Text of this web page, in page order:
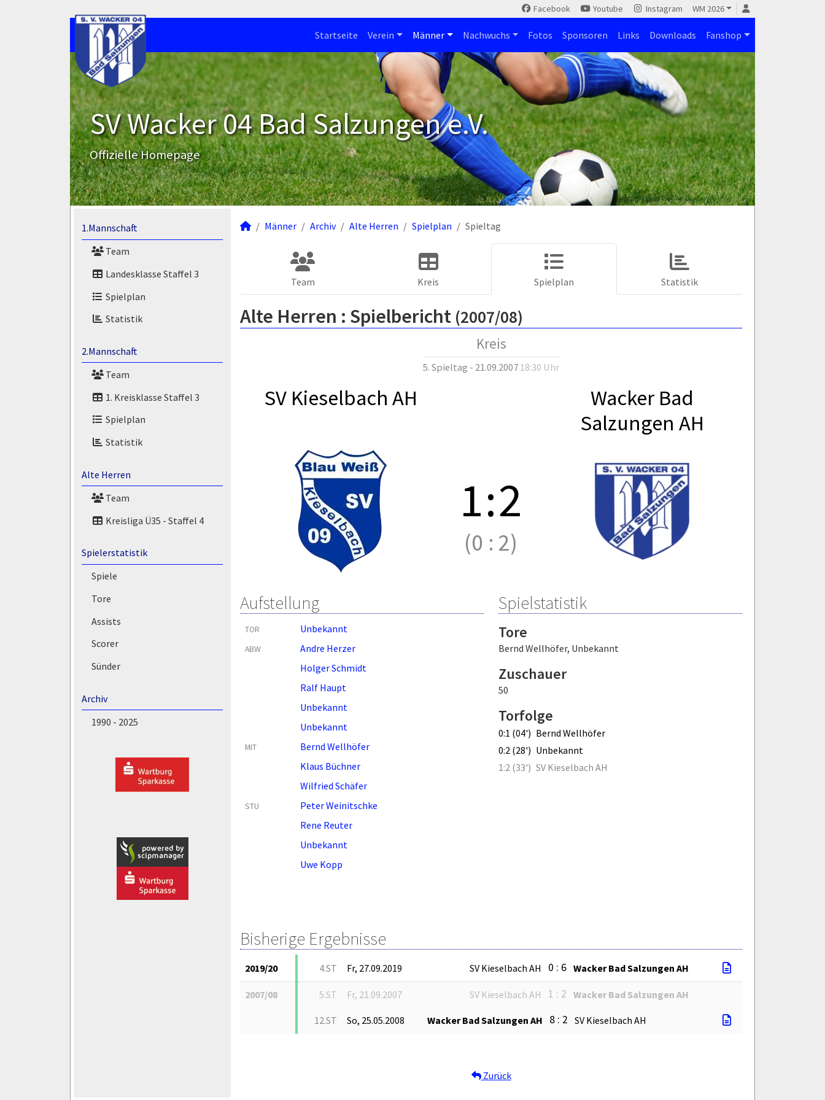
Facebook Youtube Instagram WM 2026
Startseite Verein Männer Nachwuchs Fotos Sponsoren Links Downloads Fanshop
SV Wacker 04 Bad Salzungen e.V.
Offizielle Homepage
1.Mannschaft
Team
Landesklasse Staffel 3
Spielplan
Statistik
2.Mannschaft
Team
1. Kreisklasse Staffel 3
Spielplan
Statistik
Alte Herren
Team
Kreisliga Ü35 - Staffel 4
Spielerstatistik
Spiele
Tore
Assists
Scorer
Sünder
Archiv
1990 - 2025
Männer Archiv Alte Herren Spielplan Spieltag
Team Kreis Spielplan Statistik
Alte Herren : Spielbericht (2007/08)
Kreis
5. Spieltag - 21.09.2007 18:30 Uhr
SV Kieselbach AH
Wacker Bad
Salzungen AH
1:2
(0 : 2)
Aufstellung
TOR Unbekannt
ABW
Andre Herzer
Holger Schmidt
Ralf Haupt
Unbekannt
Unbekannt
MIT
Bernd Wellhöfer
Klaus Büchner
Wilfried Schäfer
STU
Peter Weinitschke
Rene Reuter
Unbekannt
Uwe Kopp
Spielstatistik
Tore
Bernd Wellhöfer, Unbekannt
Zuschauer
50
Torfolge
0:1 (04') Bernd Wellhöfer
0:2 (28') Unbekannt
1:2 (33') SV Kieselbach AH
Bisherige Ergebnisse
2019/20 4.ST Fr, 27.09.2019 SV Kieselbach AH 0 : 6 Wacker Bad Salzungen AH
2007/08 5.ST Fr, 21.09.2007 SV Kieselbach AH 1 : 2 Wacker Bad Salzungen AH
12.ST So, 25.05.2008 Wacker Bad Salzungen AH 8 : 2 SV Kieselbach AH
Zurück